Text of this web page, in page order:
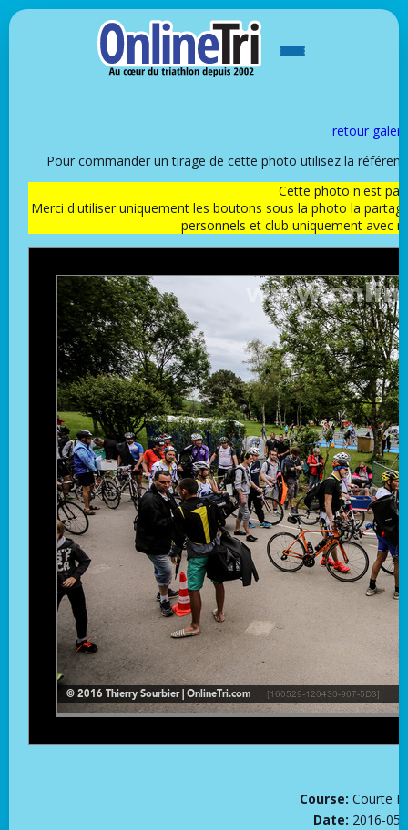
retour
Pour commander un tirage de cette photo utilisez la
Cette photo n'est
Merci d'utiliser uniquement les boutons sous la photo la
personnels et club uniquement avec
Course: Courte
Date: 2016-05-